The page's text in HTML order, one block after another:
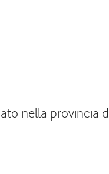
nella provincia